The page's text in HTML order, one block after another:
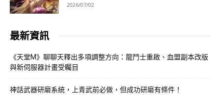
2026/07/02
最新資訊
《天堂M》聊聊天釋出多項調整方向：龍鬥士重啟、血盟副本改版
與新伺服器計畫受矚目
神話武器研磨系統，上青武前必做，但成功研磨有條件！